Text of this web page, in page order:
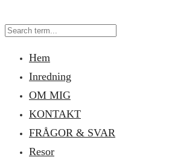
Hem
Inredning
OM MIG
KONTAKT
FRÅGOR & SVAR
Resor